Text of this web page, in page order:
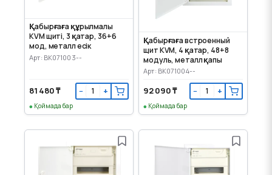
Қабырғаға құрылмалы
KVM щиті, 3 қатар, 36+6
мод, металл есік
Арт: BK071003--
81 480 ₸ − +
Қоймада бар
Қабырғаға встроенный
щит KVM, 4 қатар, 48+8
модуль, металл қапы
Арт: BK071004--
92 090 ₸ − +
Қоймада бар